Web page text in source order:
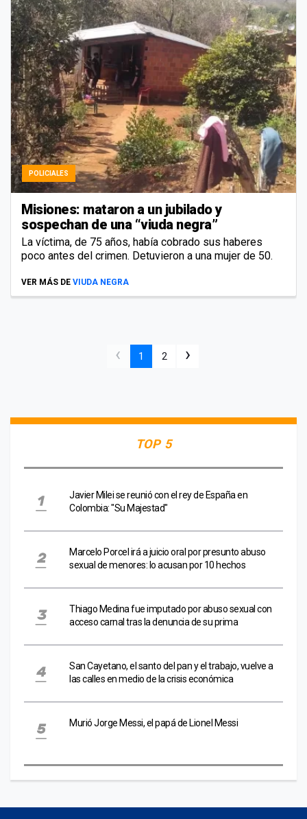
POLICIALES
Misiones: mataron a un jubilado y
sospechan de una “viuda negra”
La víctima, de 75 años, había cobrado sus haberes
poco antes del crimen. Detuvieron a una mujer de 50.
VER MÁS DE VIUDA NEGRA
‹ 1 2 ›
TOP 5
Javier Milei se reunió con el rey de España en
Colombia: "Su Majestad"
Marcelo Porcel irá a juicio oral por presunto abuso
sexual de menores: lo acusan por 10 hechos
Thiago Medina fue imputado por abuso sexual con
acceso carnal tras la denuncia de su prima
San Cayetano, el santo del pan y el trabajo, vuelve a
las calles en medio de la crisis económica
Murió Jorge Messi, el papá de Lionel Messi